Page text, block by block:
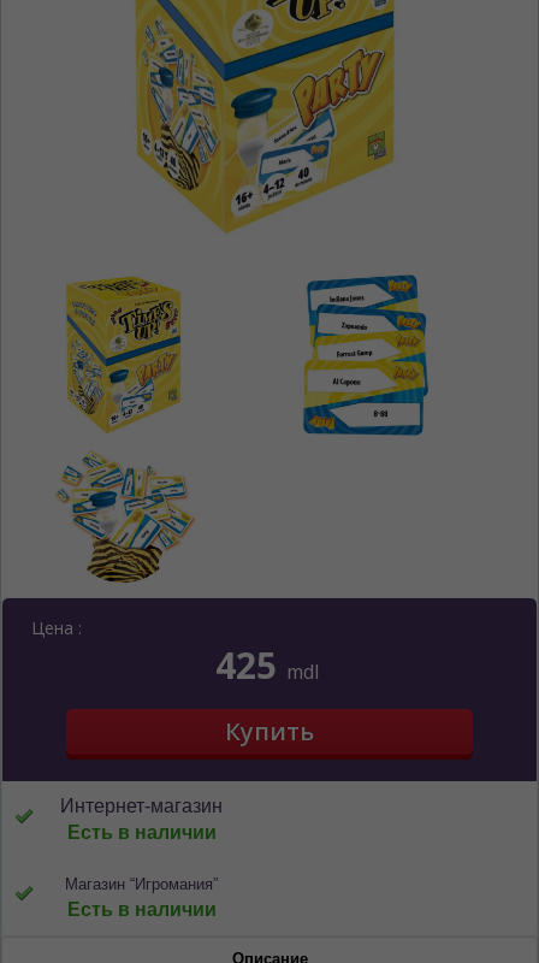
Цена :
425 mdl
Интернет-магазин
Есть в наличии
Магазин “Игромания”
Есть в наличии
Описание
На каком языке Вы хотите